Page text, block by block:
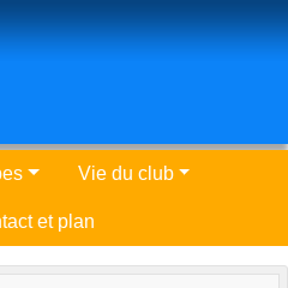
Vie du club
et plan